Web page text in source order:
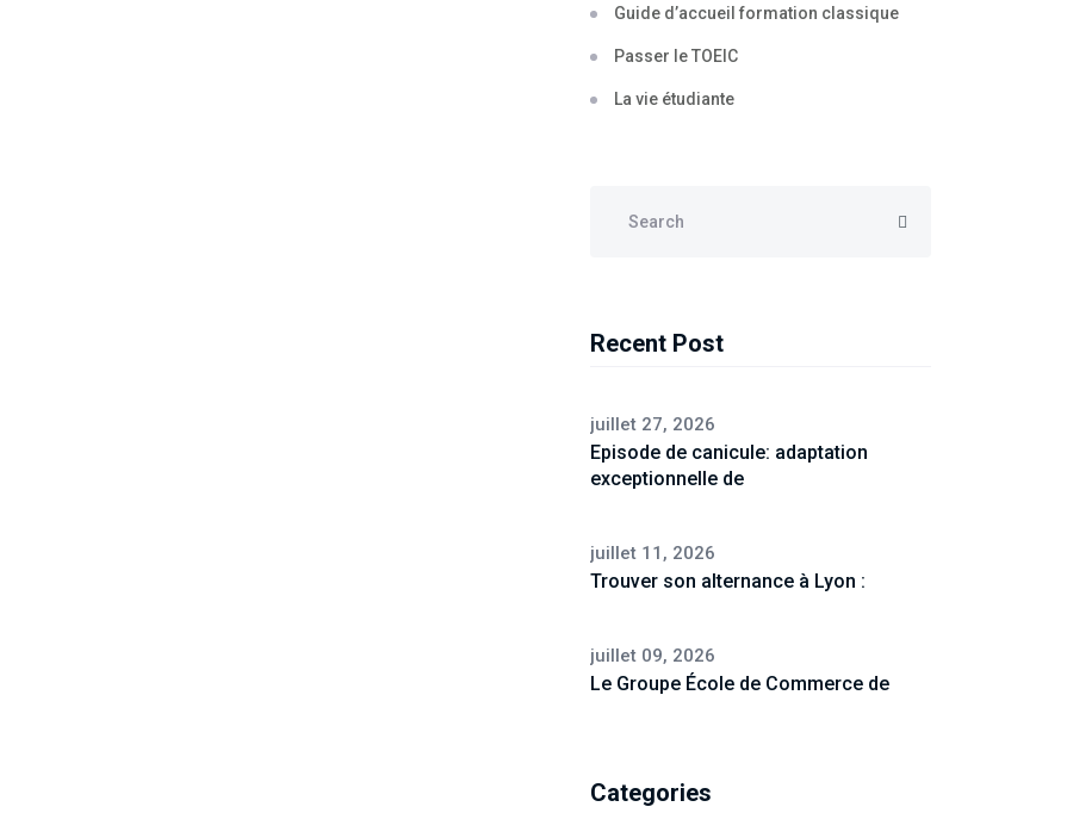
Guide d’accueil formation classique
Passer le TOEIC
La vie étudiante
Recent Post
juillet 27, 2026
Episode de canicule: adaptation
exceptionnelle de
juillet 11, 2026
Trouver son alternance à Lyon :
juillet 09, 2026
Le Groupe École de Commerce de
Categories